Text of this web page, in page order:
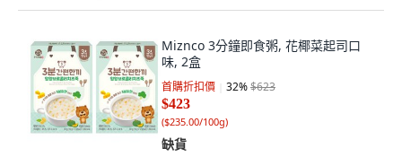
Miznco 3分鐘即食粥, 花椰菜起司口
味, 2盒
首購折扣價 32%$623
$423
($235.00/100g)
缺貨